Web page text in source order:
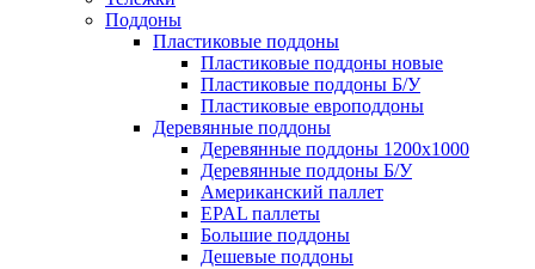
Поддоны
Пластиковые поддоны
Пластиковые поддоны новые
Пластиковые поддоны Б/У
Пластиковые европоддоны
Деревянные поддоны
Деревянные поддоны 1200х1000
Деревянные поддоны Б/У
Американский паллет
EPAL паллеты
Большие поддоны
Дешевые поддоны